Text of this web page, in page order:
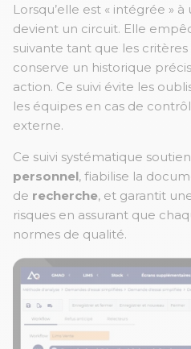
Lorsqu’elle est « intégrée »
devient un circuit. Elle
suivante tant que les
conserve un historique
action. Ce suivi évite les
les équipes en cas de
externe.
Ce suivi systématique
personnel, fiabilise la
de recherche, et garantit
risques en assurant que
normes de qualité.